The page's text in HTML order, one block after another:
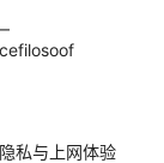
私与上网体验